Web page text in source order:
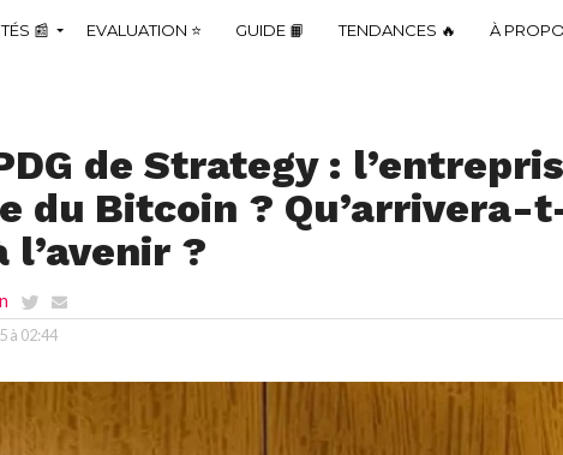
📰 EVALUATION ⭐ GUIDE 📙 TENDANCES 🔥 À
de Strategy :
du Bitcoin ? Qu’arrivera-
l’avenir ?
à 02:44